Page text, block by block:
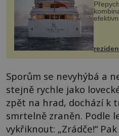
detailu
Casa,
paluby.
Sporům se nevyhýbá a
stejně rychle jako
zpět na hrad, dochází k
smrtelně zraněn. Podle
vykřiknout: „Zrádče!“